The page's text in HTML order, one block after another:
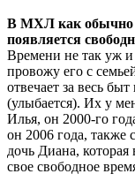
В МХЛ как обычно
появляется
Времени не так уж и
провожу его с
отвечает за весь
(улыбается). Их у
Илья, он 2000-го
он 2006 года, также
дочь Диана, которая
свое свободное